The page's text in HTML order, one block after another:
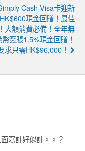
Cash Visa卡迎新
現金回贈！最佳
大額消費必備！全年無
幣簽賬1.5%現金回贈！
求只需HK$96,000！
寫計好似計。。？